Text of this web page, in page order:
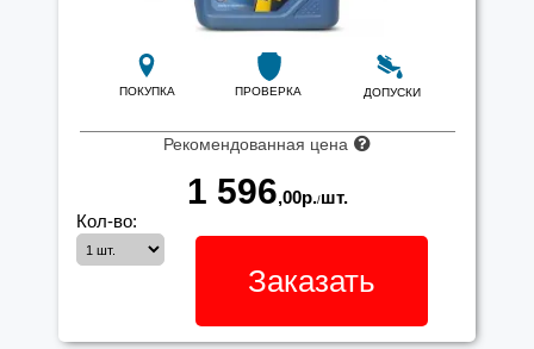
ПОКУПКА ПРОВЕРКА ДОПУСКИ
Рекомендованная цена
1 596,00р./шт.
Кол-во:
Заказать